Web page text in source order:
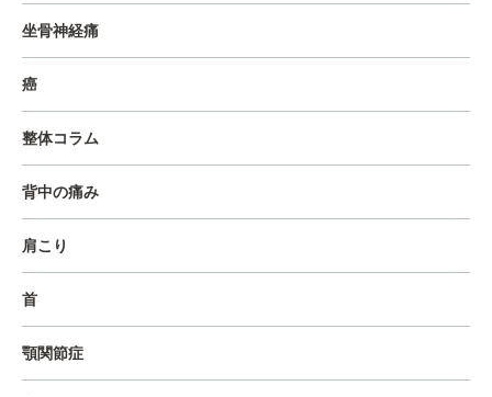
坐骨神経痛
癌
整体コラム
背中の痛み
肩こり
首
顎関節症